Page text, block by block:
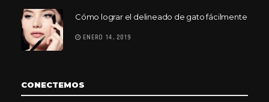
Cómo lograr el delineado de gato fácilmente
ENERO 14, 2019
CONECTEMOS